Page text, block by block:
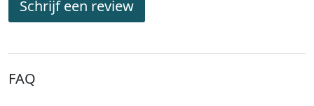
Schrijf een review
FAQ